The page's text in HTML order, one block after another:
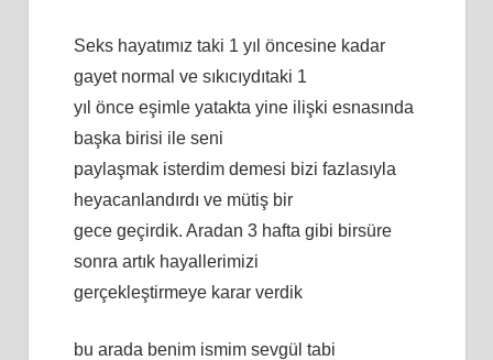
Seks hayatımız taki 1 yıl öncesine kadar
gayet normal ve sıkıcıydıtaki 1
yıl önce eşimle yatakta yine ilişki esnasında
başka birisi ile seni
paylaşmak isterdim demesi bizi fazlasıyla
heyacanlandırdı ve mütiş bir
gece geçirdik. Aradan 3 hafta gibi birsüre
sonra artık hayallerimizi
gerçekleştirmeye karar verdik
bu arada benim ismim sevgül tabi